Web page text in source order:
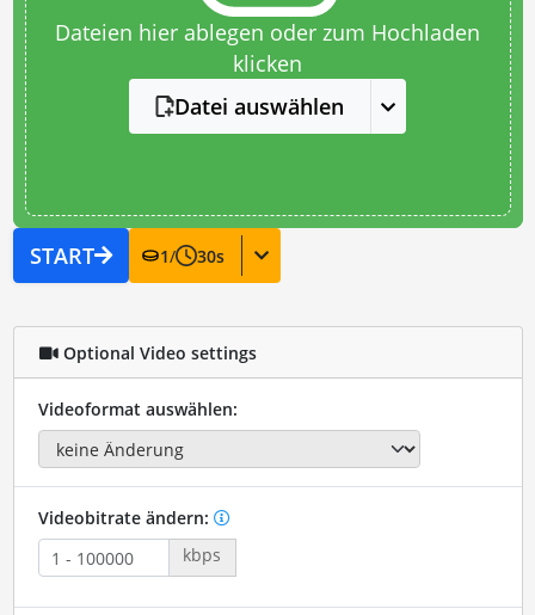
Dateien hier ablegen oder zum Hochladen
klicken
Datei auswählen
START 1/ 30s
Optional Video settings
Videoformat auswählen:
Videobitrate ändern:
kbps